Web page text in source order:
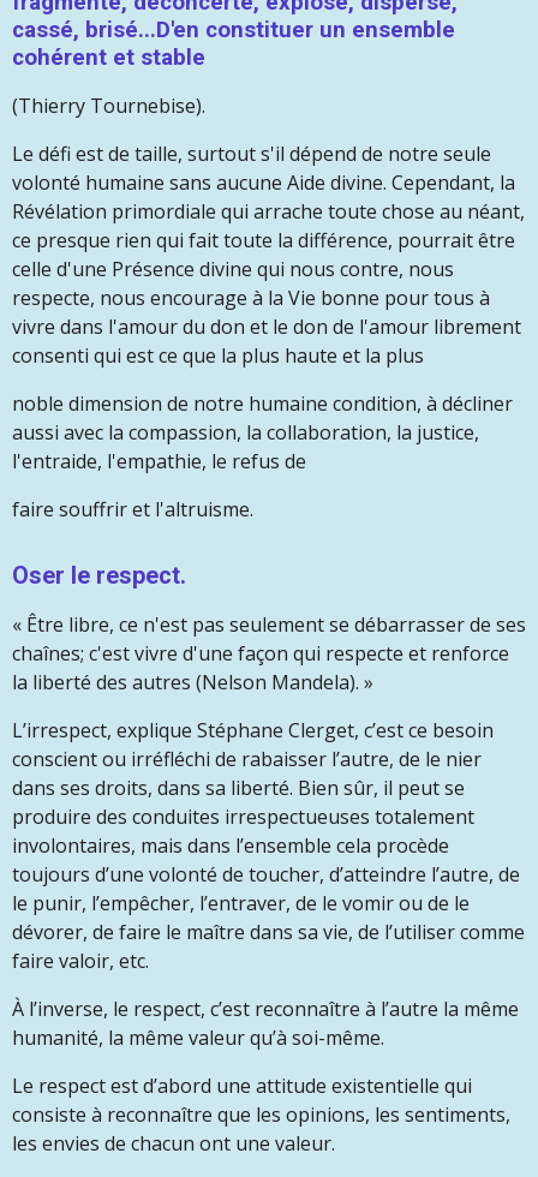
cassé, brisé...D'en constituer un ensemble
cohérent et stable
(Thierry Tournebise).
Le défi est de taille, surtout s'il dépend de notre seule
volonté humaine sans aucune Aide divine. Cependant, la
Révélation primordiale qui arrache toute chose au néant,
ce presque rien qui fait toute la différence, pourrait être
celle d'une Présence divine qui nous contre, nous
respecte, nous encourage à la Vie bonne pour tous à
vivre dans l'amour du don et le don de l'amour librement
consenti qui est ce que la plus haute et la plus
noble dimension de notre humaine condition, à décliner
aussi avec la compassion, la collaboration, la justice,
l'entraide, l'empathie, le refus de
faire souffrir et l'altruisme.
Oser le respect.
« Être libre, ce n'est pas seulement se débarrasser de ses
chaînes; c'est vivre d'une façon qui respecte et renforce
la liberté des autres (Nelson Mandela). »
L’irrespect, explique Stéphane Clerget, c’est ce besoin
conscient ou irréfléchi de rabaisser l’autre, de le nier
dans ses droits, dans sa liberté. Bien sûr, il peut se
produire des conduites irrespectueuses totalement
involontaires, mais dans l’ensemble cela procède
toujours d’une volonté de toucher, d’atteindre l’autre, de
le punir, l’empêcher, l’entraver, de le vomir ou de le
dévorer, de faire le maître dans sa vie, de l’utiliser comme
faire valoir, etc.
À l’inverse, le respect, c’est reconnaître à l’autre la même
humanité, la même valeur qu’à soi-même.
Le respect est d’abord une attitude existentielle qui
consiste à reconnaître que les opinions, les sentiments,
les envies de chacun ont une valeur.